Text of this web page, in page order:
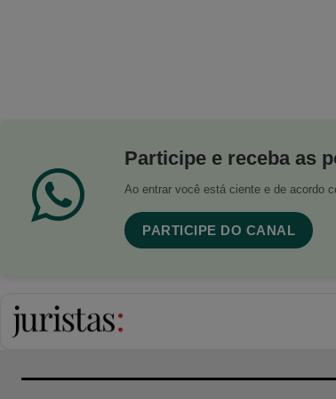
Participe e receba as
Ao entrar você está ciente e de acordo
PARTICIPE DO CANAL